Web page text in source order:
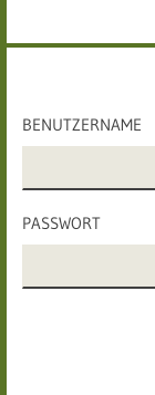
BENUTZERNAME
PASSWORT